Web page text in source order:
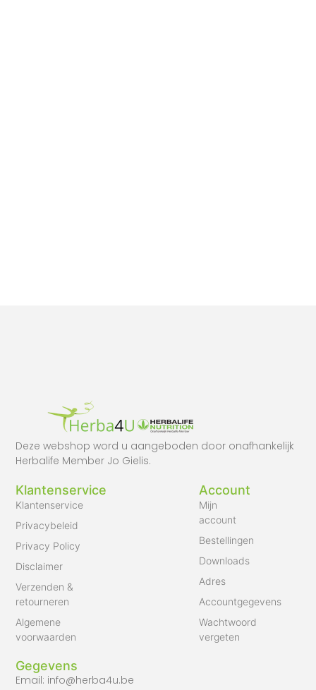
Deze webshop word u aangeboden door onafhankelijk
Herbalife Member Jo Gielis.
Klantenservice
Klantenservice
Privacybeleid
Privacy Policy
Disclaimer
Verzenden &
retourneren
Algemene
voorwaarden
Account
Mijn
account
Bestellingen
Downloads
Adres
Accountgegevens
Wachtwoord
vergeten
Gegevens
Email: info@herba4u.be